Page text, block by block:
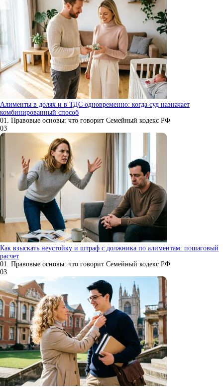
Алименты в долях и в ТДС одновременно: когда суд назначает
комбинированный способ
01. Правовые основы: что говорит Семейный кодекс РФ
03
Как взыскать неустойку и штраф с должника по алиментам: пошаговый
расчет
01. Правовые основы: что говорит Семейный кодекс РФ
03